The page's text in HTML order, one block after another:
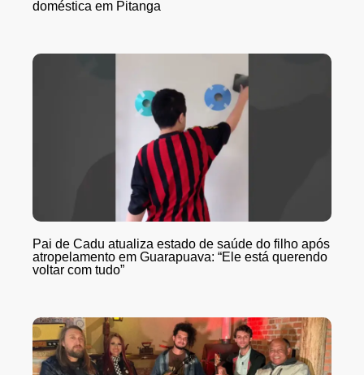
doméstica em Pitanga
Pai de Cadu atualiza estado de saúde do filho após
atropelamento em Guarapuava: “Ele está querendo
voltar com tudo”